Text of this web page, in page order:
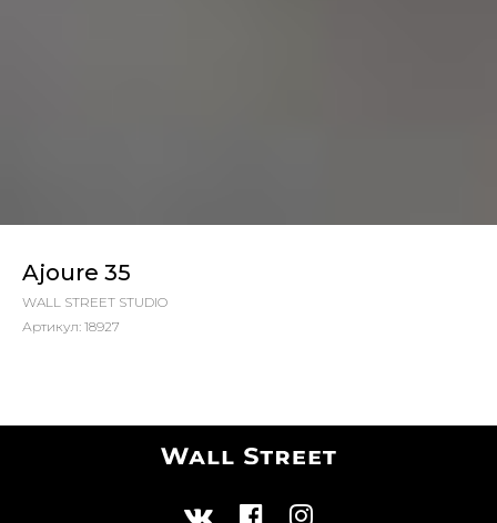
Ajoure 35
WALL STREET STUDIO
Артикул: 18927